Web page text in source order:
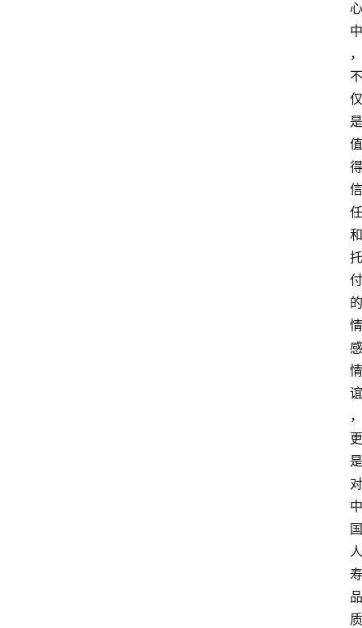
心
中
，
不
仅
是
值
得
信
任
和
托
付
的
情
感
情
谊
，
更
是
对
中
国
人
寿
品
质